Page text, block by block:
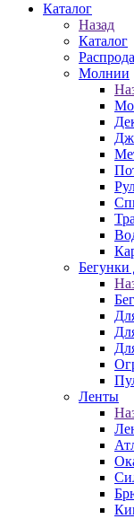
Каталог
Назад
Каталог
Молнии
Бегунки
Ленты